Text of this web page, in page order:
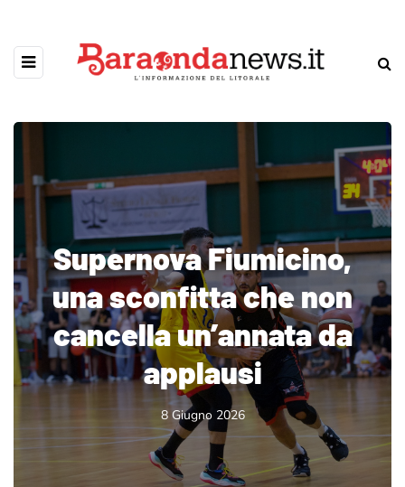
Supernova Fiumicino,
una sconfitta che non
cancella un’annata da
applausi
8 Giugno 2026